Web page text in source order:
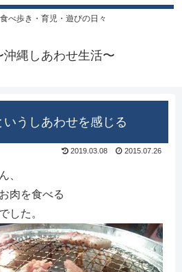
べ歩き・育児・遊びの日々
沖縄しあわせ生活〜
うしあわせを感じる
2019.03.08 2015.07.26
、
肉を食べる
した。